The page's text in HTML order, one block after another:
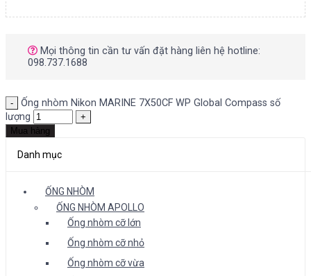
Mọi thông tin cần tư vấn đặt hàng liên hệ hotline:
098.737.1688
Ống nhòm Nikon MARINE 7X50CF WP Global Compass số
lượng
Mua hàng
Danh mục
ỐNG NHÒM
ỐNG NHÒM APOLLO
Ống nhòm cỡ lớn
Ống nhòm cỡ nhỏ
Ống nhòm cỡ vừa